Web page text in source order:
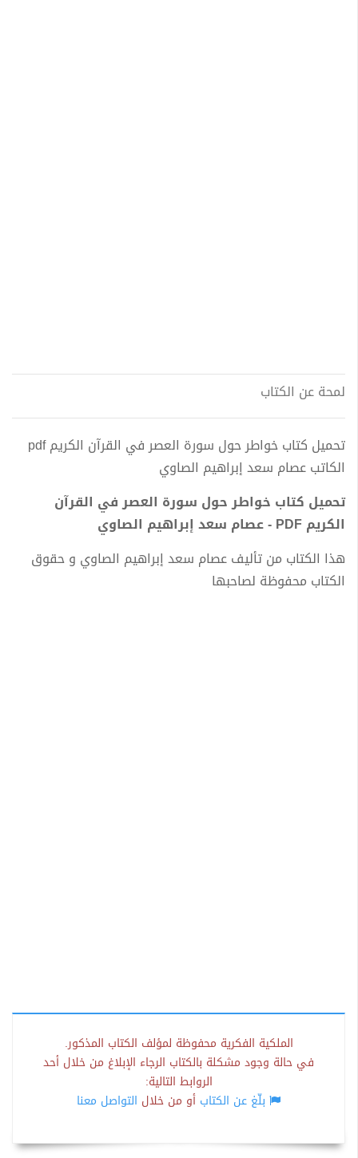
لمحة عن الكتاب
تحميل كتاب خواطر حول سورة العصر في القرآن الكريم pdf
الكاتب عصام سعد إبراهيم الصاوي
تحميل كتاب خواطر حول سورة العصر في القرآن
الكريم PDF - عصام سعد إبراهيم الصاوي
هذا الكتاب من تأليف عصام سعد إبراهيم الصاوي و حقوق
الكتاب محفوظة لصاحبها
الملكية الفكرية محفوظة لمؤلف الكتاب المذكور.
في حالة وجود مشكلة بالكتاب الرجاء الإبلاغ من خلال أحد
الروابط التالية:
بلّغ عن الكتاب أو من خلال التواصل معنا